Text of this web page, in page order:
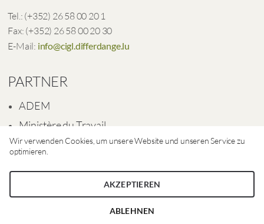
Wir verwenden Cookies, um unsere Website und unseren Service zu
optimieren.
AKZEPTIEREN
ABLEHNEN
Tel.: (+352) 26 58 00 20 1
Fax: (+352) 26 58 00 20 30
E-Mail: info@cigl.differdange.lu
PARTNER
ADEM
Ministère du Travail
Ville de Differdange